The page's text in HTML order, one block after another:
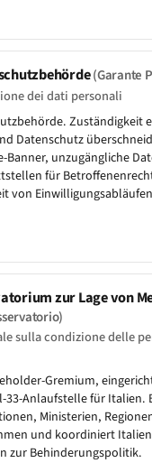
(Garante
dei dati personali
Zuständigkeit
Datenschutz
Banner, unzugängliche
für
von Einwilligungsabläufen
zur Lage von
sulla condizione delle
Gremium,
33-Anlaufstelle für Italien.
Ministerien,
und koordiniert
zur Behinderungspolitik.